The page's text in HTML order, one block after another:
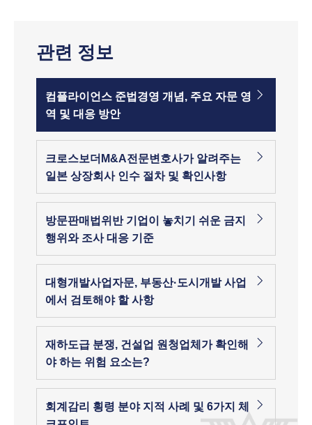
관련 정보
컴플라이언스 준법경영 개념, 주요 자문 영
역 및 대응 방안
크로스보더M&A전문변호사가 알려주는
일본 상장회사 인수 절차 및 확인사항
방문판매법위반 기업이 놓치기 쉬운 금지
행위와 조사 대응 기준
대형개발사업자문, 부동산·도시개발 사업
에서 검토해야 할 사항
재하도급 분쟁, 건설업 원청업체가 확인해
야 하는 위험 요소는?
회계감리 횡령 분야 지적 사례 및 6가지 체